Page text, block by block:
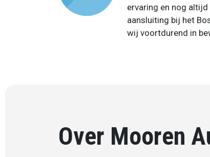
ervaring en nog
aansluiting bij het
wij voortdurend in
Over Mooren